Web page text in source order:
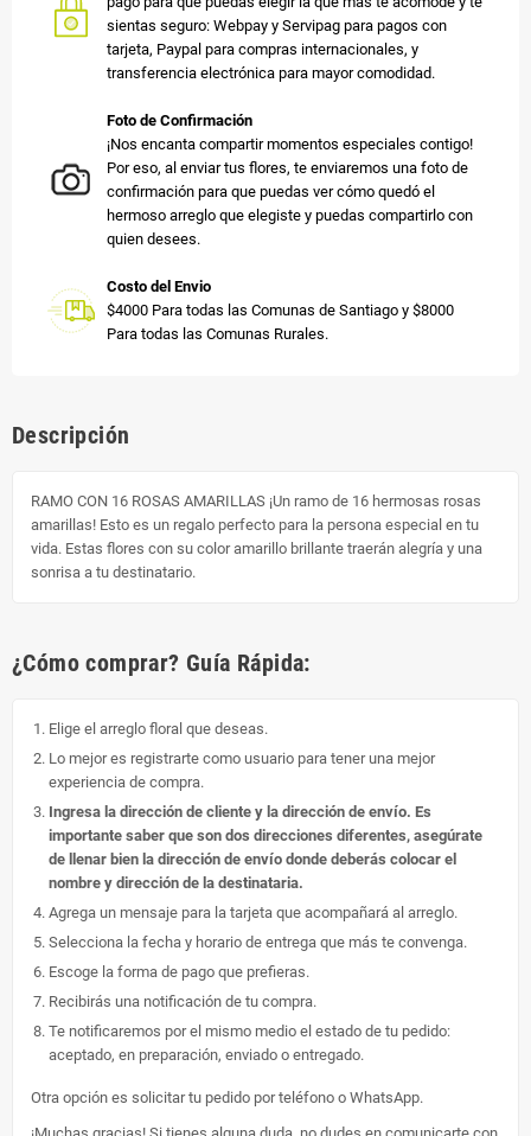
sientas seguro: Webpay y Servipag para pagos con
tarjeta, Paypal para compras internacionales, y
transferencia electrónica para mayor comodidad.
Foto de Confirmación
¡Nos encanta compartir momentos especiales contigo!
Por eso, al enviar tus flores, te enviaremos una foto de
confirmación para que puedas ver cómo quedó el
hermoso arreglo que elegiste y puedas compartirlo con
quien desees.
Costo del Envio
$4000 Para todas las Comunas de Santiago y $8000
Para todas las Comunas Rurales.
Descripción
RAMO CON 16 ROSAS AMARILLAS ¡Un ramo de 16 hermosas rosas
amarillas! Esto es un regalo perfecto para la persona especial en tu
vida. Estas flores con su color amarillo brillante traerán alegría y una
sonrisa a tu destinatario.
¿Cómo comprar? Guía Rápida:
Elige el arreglo floral que deseas.
Lo mejor es registrarte como usuario para tener una mejor
experiencia de compra.
Ingresa la dirección de cliente y la dirección de envío. Es
importante saber que son dos direcciones diferentes, asegúrate
de llenar bien la dirección de envío donde deberás colocar el
nombre y dirección de la destinataria.
Agrega un mensaje para la tarjeta que acompañará al arreglo.
Selecciona la fecha y horario de entrega que más te convenga.
Escoge la forma de pago que prefieras.
Recibirás una notificación de tu compra.
Te notificaremos por el mismo medio el estado de tu pedido:
aceptado, en preparación, enviado o entregado.
Otra opción es solicitar tu pedido por teléfono o WhatsApp.